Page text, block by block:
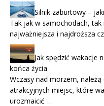
Silnik zaburtowy –
Tak jak w samochodach, tak
najważniejsza i najdroższa
Jak spędzić wakacje
końca życia.
Wczasy nad morzem,
atrakcyjnych miejsc, które
urozmaicić …